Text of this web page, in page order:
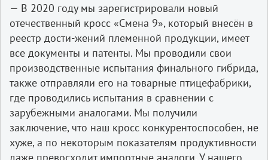
— В 2020 году мы зарегистрировали новый
отечественный кросс «Смена 9», который внесён в
реестр дости-жений племенной продукции, имеет
все документы и патенты. Мы проводили свои
производственные испытания финального гибрида,
также отправляли его на товарные птицефабрики,
где проводились испытания в сравнении с
зарубежными аналогами. Мы получили
заключение, что наш кросс конкурентоспособен, не
хуже, а по некоторым показателям продуктивности
даже превосходит импортные аналоги. У нашего